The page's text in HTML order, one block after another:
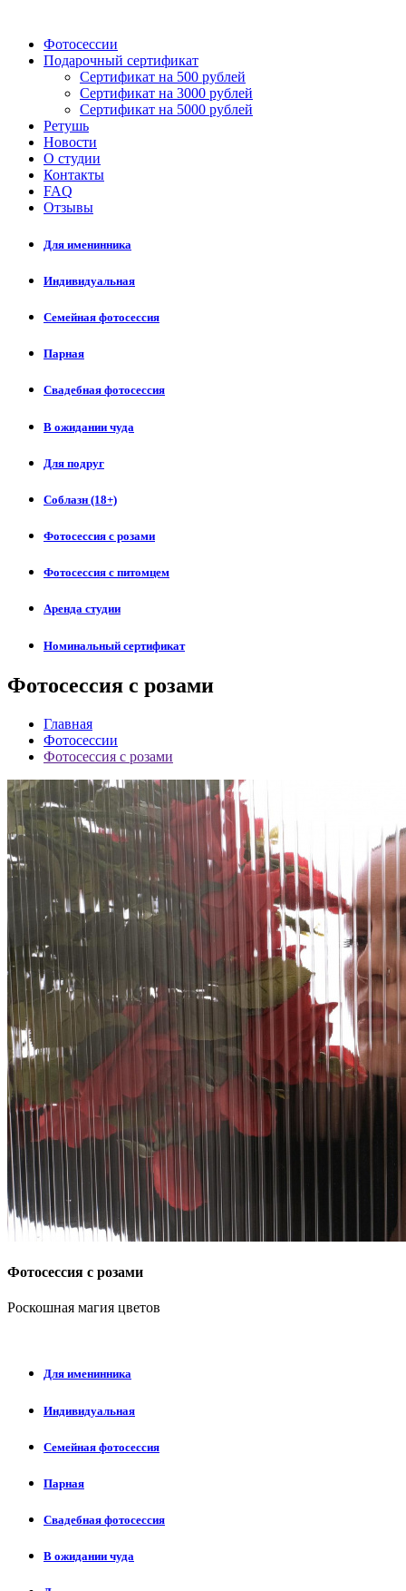
Фотосессии
Подарочный сертификат
Сертификат на 500 рублей
Сертификат на 3000 рублей
Сертификат на 5000 рублей
Ретушь
Новости
О студии
Контакты
FAQ
Отзывы
Для именинника
Индивидуальная
Семейная фотосессия
Парная
Свадебная фотосессия
В ожидании чуда
Для подруг
Соблазн (18+)
Фотосессия с розами
Фотосессия с питомцем
Аренда студии
Номинальный сертификат
Фотосессия с розами
Главная
Фотосессии
Фотосессия с розами
Фотосессия с розами
Роскошная магия цветов
Для именинника
Индивидуальная
Семейная фотосессия
Парная
Свадебная фотосессия
В ожидании чуда